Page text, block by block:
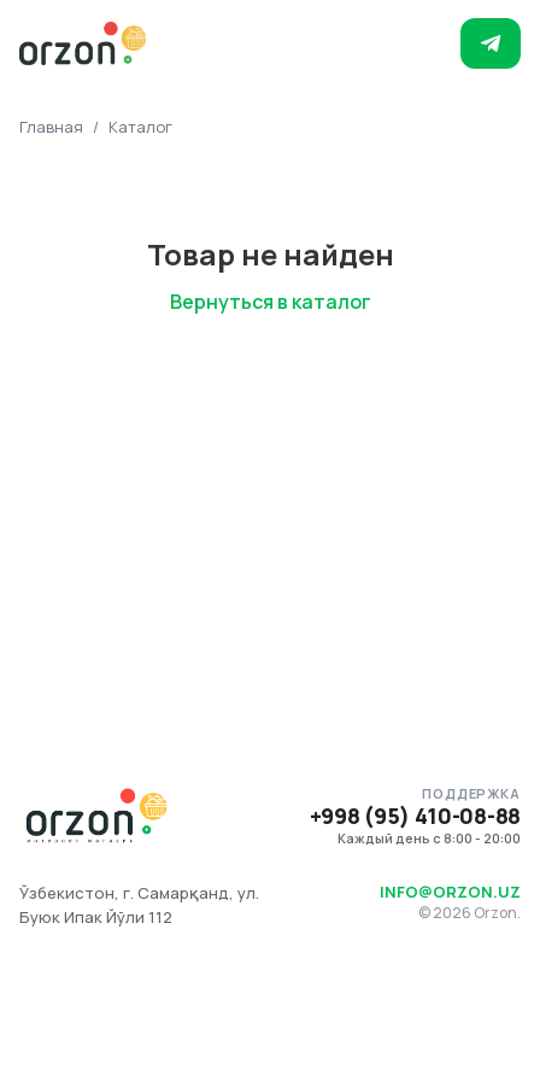
Главная / Каталог
Товар не найден
Вернуться в каталог
ПОДДЕРЖКА
+998 (95) 410-08-88
Каждый день с 8:00 - 20:00
Ўзбекистон, г. Самарқанд, ул.
Буюк Ипак Йўли 112
INFO@ORZON.UZ
©2026 Orzon.